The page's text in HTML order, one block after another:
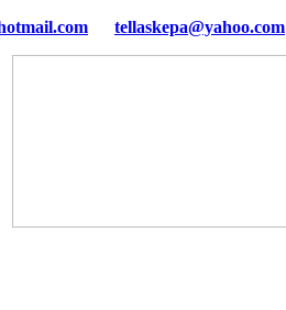
tellaskepa@yahoo.com